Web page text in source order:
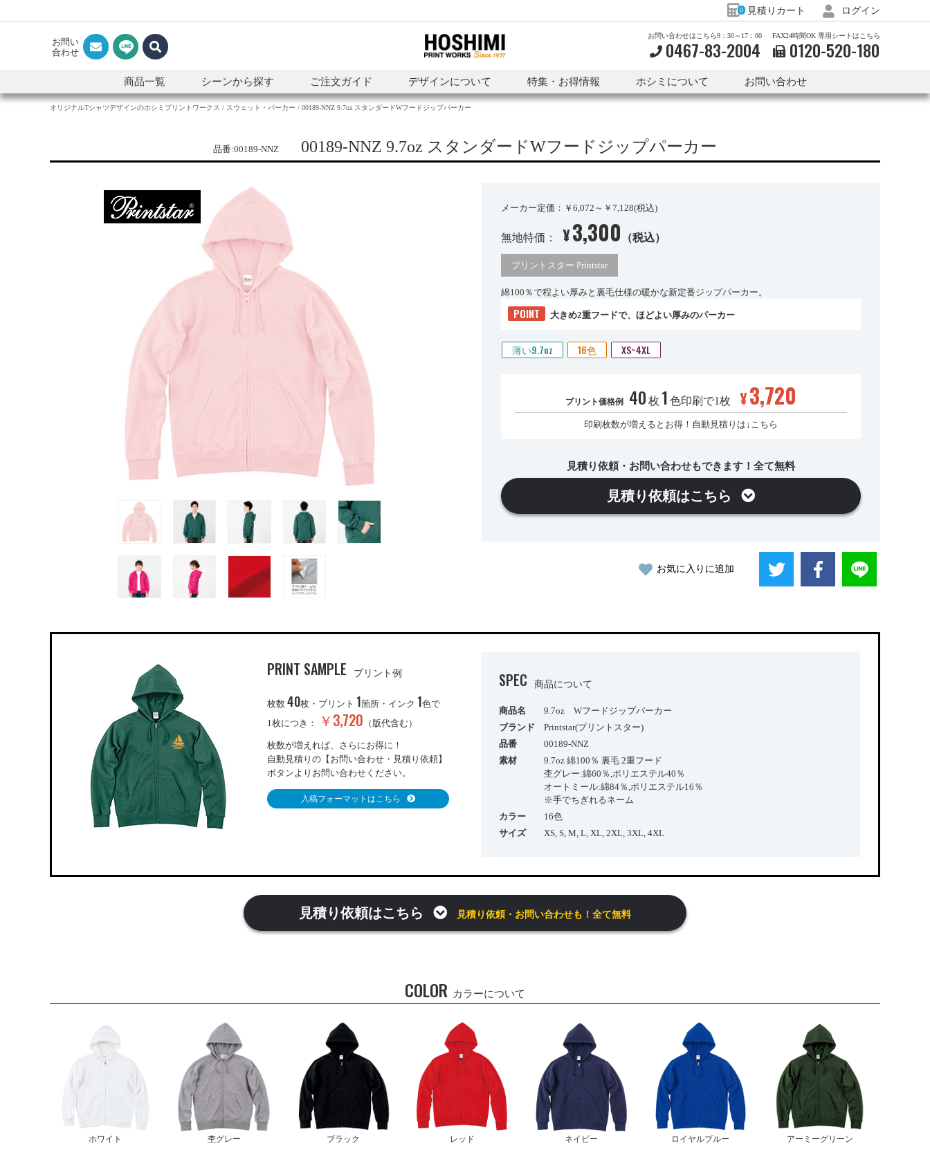
0 見積りカート ログイン
お問い
合わせ
お問い合わせはこちら9：30～17：00
0467-83-2004
FAX24時間OK 専用シートはこちら
0120-520-180
商品一覧 シーンから探す ご注文ガイド デザインについて 特集・お得情報 ホシミについて お問い合わせ
オリジナルTシャツデザインのホシミプリントワークス スウェット・パーカー 00189-NNZ 9.7oz スタンダードWフードジップパーカー
品番:00189-NNZ 00189-NNZ 9.7oz スタンダードWフードジップパーカー
メーカー定価：￥6,072～￥7,128(税込)
無地特価： ¥3,300 （税込）
プリントスター Printstar
綿100％で程よい厚みと裏毛仕様の暖かな新定番ジップパーカー。
POINT 大きめ2重フードで、ほどよい厚みのパーカー
薄い9.7oz 16色 XS~4XL
プリント価格例 40 枚 1 色印刷で1枚 ¥3,720
印刷枚数が増えるとお得！自動見積りは↓こちら
見積り依頼・お問い合わせもできます！全て無料
見積り依頼はこちら
お気に入りに追加
PRINT SAMPLE プリント例
枚数40枚・プリント 1箇所・インク 1色で
1枚につき：
￥3,720 （版代含む）
枚数が増えれば、さらにお得に！
自動見積りの【お問い合わせ・見積り依頼】
ボタンよりお問い合わせください。
入稿フォーマットはこちら
SPEC 商品について
商品名
9.7oz Wフードジップパーカー
ブランド
Printstar(プリントスター)
品番
00189-NNZ
素材
9.7oz 綿100％ 裏毛 2重フード
杢グレー:綿60％,ポリエステル40％
オートミール:綿84％,ポリエステル16％
※手でちぎれるネーム
カラー
16色
サイズ
XS, S, M, L, XL, 2XL, 3XL, 4XL
見積り依頼はこちら 見積り依頼・お問い合わせも！全て無料
COLOR カラーについて
ホワイト 杢グレー ブラック レッド ネイビー ロイヤルブルー アーミーグリーン